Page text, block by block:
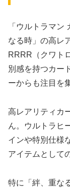
「ウルトラマ
なる時」の高レ
RRRR（クワト
別感を持つカー
ーからも注目を
高レアリティカ
ん。ウルトラヒ
インや特別仕様
アイテムとして
特に「絆、重な